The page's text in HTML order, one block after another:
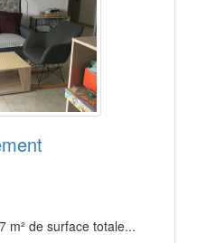
m² de surface totale...